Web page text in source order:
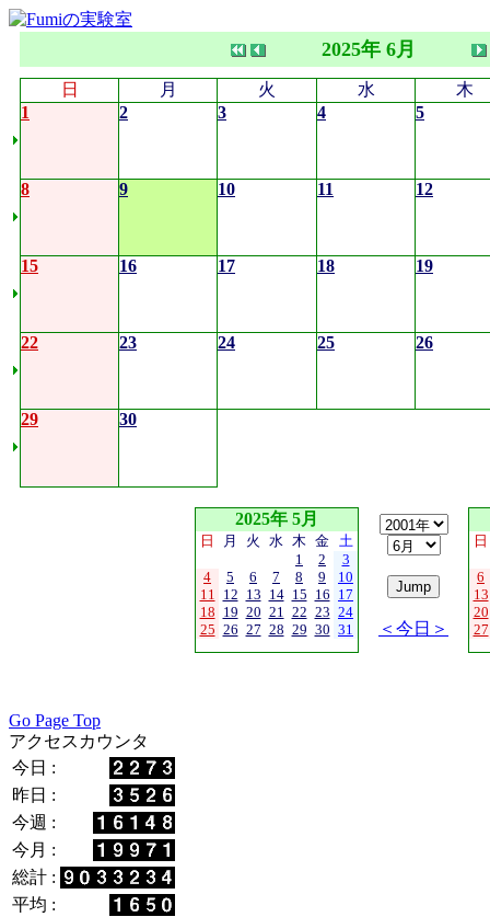
2025年 6月
日 月 火 水
木
1
2 3 4 5
8 9 10 11 12
15 16 17 18 19
22 23 24 25 26
29 30
2025年 5月
日 月 火 水 木 金 土
1
2
3
4
5 6 7 8 9
10
11 12 13 14 15 16 17
18 19 20 21 22 23 24
25 26 27 28 29 30 31 ＜今日＞
日
6
13
20
27
Go Page Top
アクセスカウンタ
今日 :
昨日 :
今週 :
今月 :
総計 :
平均 :